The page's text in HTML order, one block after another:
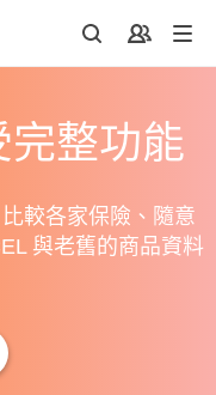
完整功能
較各家保險、隨意
與老舊的商品資料